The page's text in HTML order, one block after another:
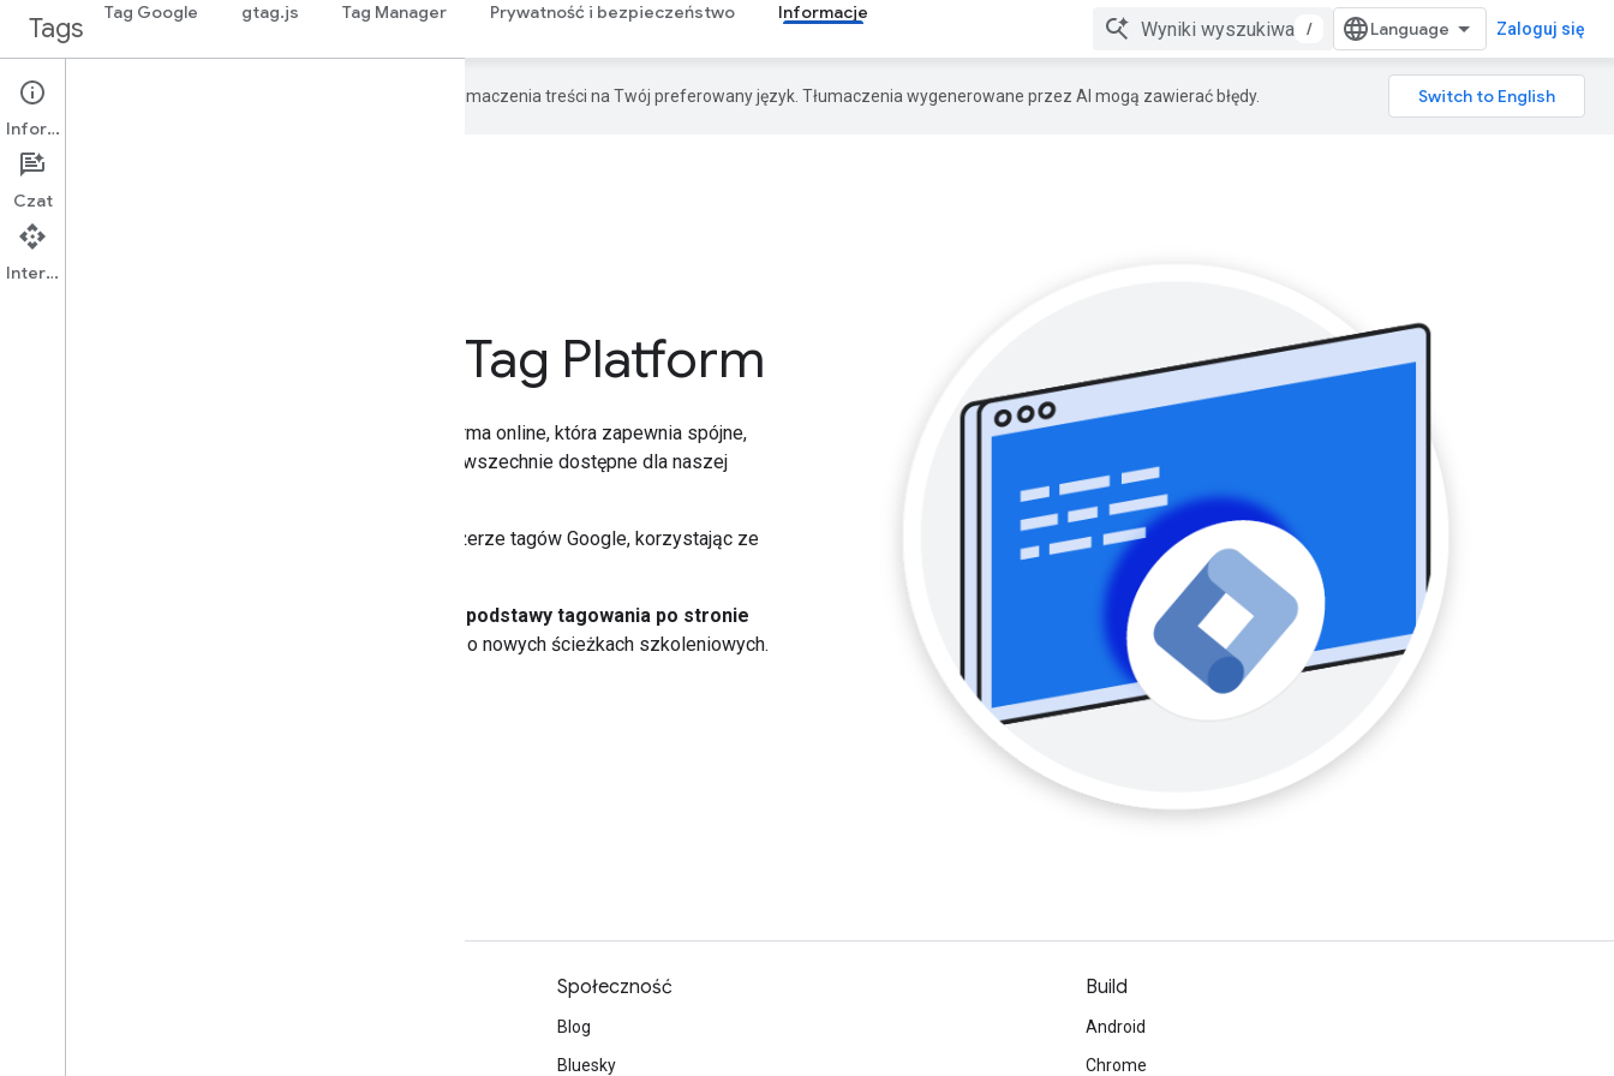
Tags Tag Google gtag.js Tag Manager Prywatność i bezpieczeństwo Informacje
/ Zaloguj się
Google używa technologii AI do tłumaczenia treści na Twój preferowany język. Tłumaczenia wygenerowane przez AI mogą zawierać błędy.
Centrum edukacji Tag Platform
Tag Platform Center Learning to interaktywna platforma online, która zapewnia spójne,
wszechstronne i sprawiedliwe treści edukacyjne powszechnie dostępne dla naszej
Użytkownicy mogą dowiedzieć się więcej o Menedżerze tagów Google, korzystając ze
podstawy tagowania po stronie
– bądź na bieżąco z nowymi informacjami o nowych ścieżkach szkoleniowych.
Społeczność
Blog
Bluesky
Build
Android
Chrome
Informacje
Czat
Interfejs API